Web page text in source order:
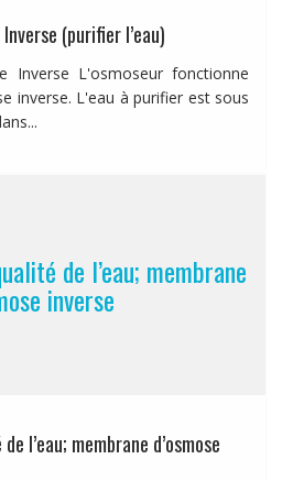
(purifier l’eau)
Inverse L'osmoseur fonctionne
inverse. L'eau à purifier est sous
de l’eau; membrane
inverse
l’eau; membrane d’osmose